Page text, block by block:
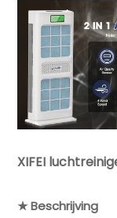
XIFEI
★ Beschrijving